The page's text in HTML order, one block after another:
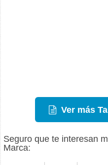
Ver más
Seguro que te interesan
Marca: